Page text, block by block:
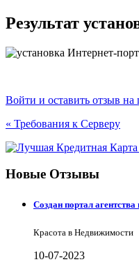
Результат
Войти и оставить отзыв на
« Требования к Серверу
Новые Отзывы
Создан портал
Красота в Недвижимости
10-07-2023